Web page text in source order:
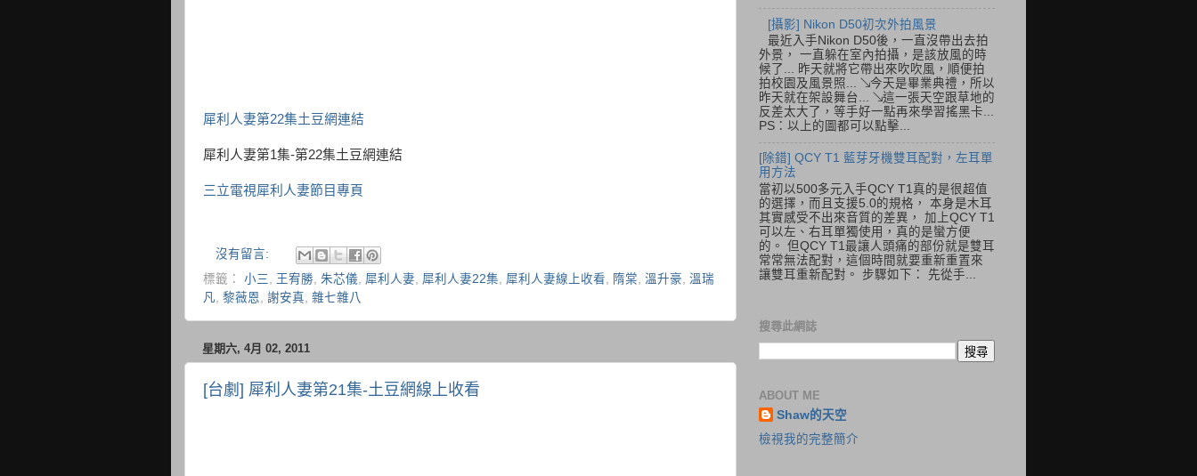
犀利人妻第22集土豆網連結
犀利人妻第1集-第22集土豆網連結
三立電視犀利人妻節目專頁
沒有留言:
標籤： 小三 , 王宥勝, 朱芯儀, 犀利人妻, 犀利人妻22集, 犀利人妻線上收看, 隋棠, 溫升豪, 溫瑞
凡, 黎薇恩, 謝安真, 雜七雜八
星期六, 4月 02, 2011
[台劇] 犀利人妻第21集-土豆網線上收看
[攝影] Nikon D50初次外拍風景
最近入手Nikon D50後，一直沒帶出去拍
外景， 一直躲在室內拍攝，是該放風的時
候了... 昨天就將它帶出來吹吹風，順便拍
拍校園及風景照... ↘今天是畢業典禮，所以
昨天就在架設舞台... ↘這一張天空跟草地的
反差太大了，等手好一點再來學習搖黑卡...
PS：以上的圖都可以點擊...
[除錯] QCY T1 藍芽牙機雙耳配對，左耳單
用方法
當初以500多元入手QCY T1真的是很超值
的選擇，而且支援5.0的規格， 本身是木耳
其實感受不出來音質的差異， 加上QCY T1
可以左、右耳單獨使用，真的是蠻方便
的。 但QCY T1最讓人頭痛的部份就是雙耳
常常無法配對，這個時間就要重新重置來
讓雙耳重新配對。 步驟如下： 先從手...
搜尋此網誌
ABOUT ME
Shaw的天空
檢視我的完整簡介